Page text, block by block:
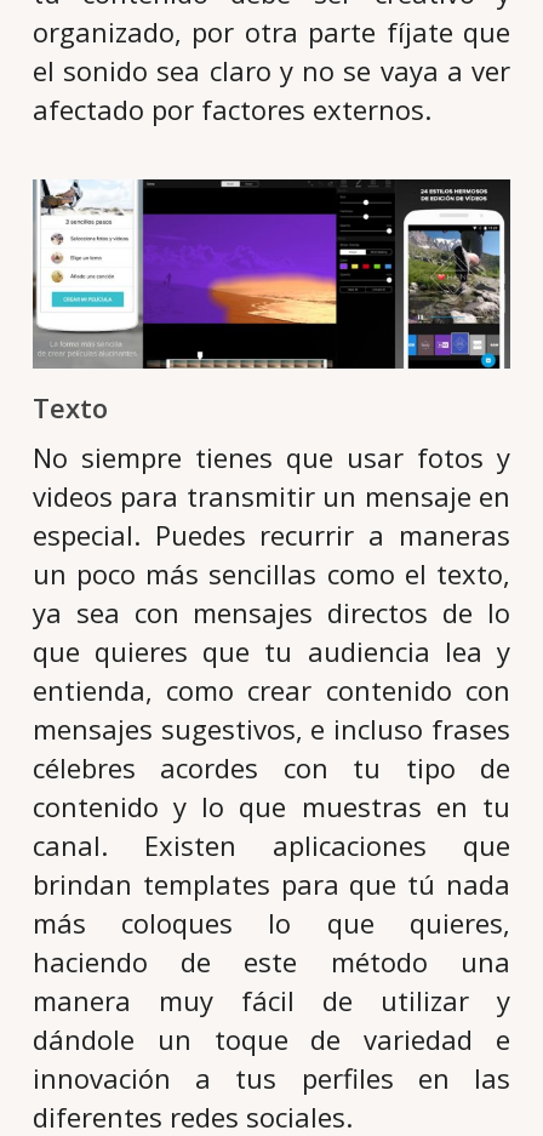
organizado, por otra parte fíjate que
el sonido sea claro y no se vaya a ver
afectado por factores externos.
Texto
No siempre tienes que usar fotos y
videos para transmitir un mensaje en
especial. Puedes recurrir a maneras
un poco más sencillas como el texto,
ya sea con mensajes directos de lo
que quieres que tu audiencia lea y
entienda, como crear contenido con
mensajes sugestivos, e incluso frases
célebres acordes con tu tipo de
contenido y lo que muestras en tu
canal. Existen aplicaciones que
brindan templates para que tú nada
más coloques lo que quieres,
haciendo de este método una
manera muy fácil de utilizar y
dándole un toque de variedad e
innovación a tus perfiles en las
diferentes redes sociales.